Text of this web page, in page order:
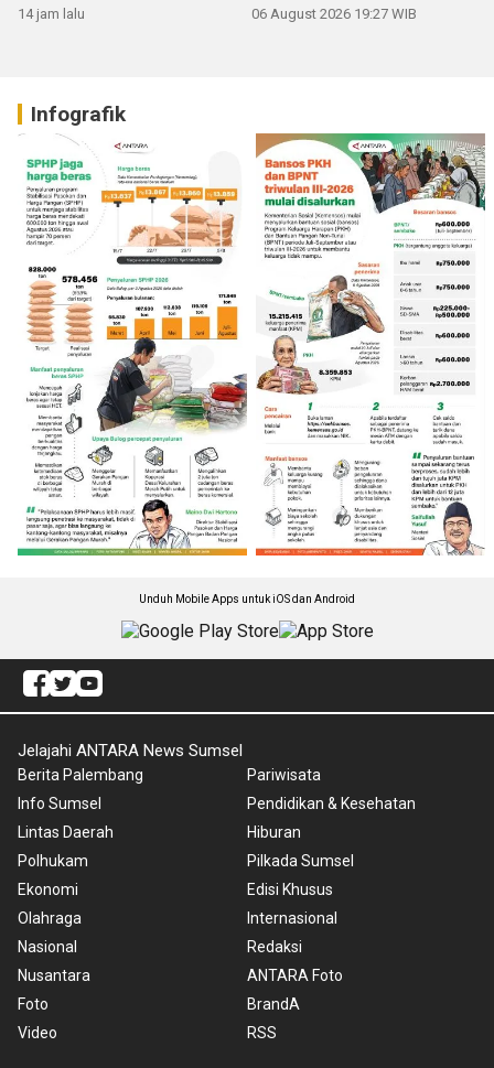
14 jam lalu 06 August 2026 19:27 WIB
Infografik
Unduh Mobile Apps untuk iOS dan Android
Jelajahi ANTARA News Sumsel
Berita Palembang
Info Sumsel
Lintas Daerah
Polhukam
Ekonomi
Olahraga
Nasional
Nusantara
Foto
Video
Pariwisata
Pendidikan & Kesehatan
Hiburan
Pilkada Sumsel
Edisi Khusus
Internasional
Redaksi
ANTARA Foto
BrandA
RSS